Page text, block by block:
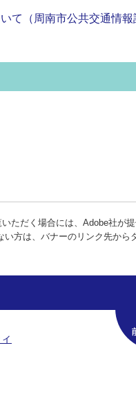
て（周南市公共交通情
ただく場合には、Adobe社が
い方は、バナーのリンク先から